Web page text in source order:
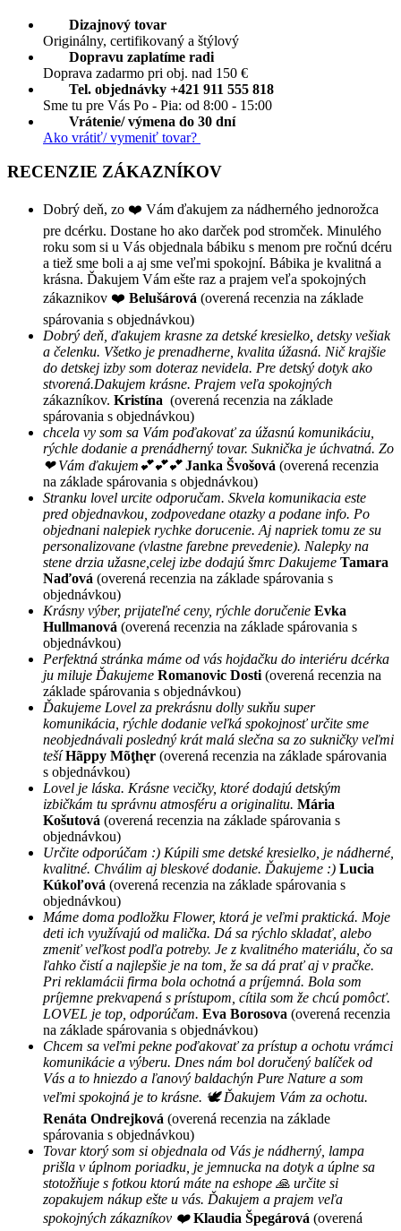
Dizajnový tovar
Originálny, certifikovaný a štýlový
Dopravu zaplatíme radi
Doprava zadarmo pri obj. nad 150 €
Tel. objednávky +421 911 555 818
Sme tu pre Vás Po - Pia: od 8:00 - 15:00
Vrátenie/ výmena do 30 dní
Ako vrátiť/ vymeniť tovar?
RECENZIE ZÁKAZNÍKOV
Dobrý deň, zo ❤️ Vám ďakujem za nádherného jednorožca
pre dcérku. Dostane ho ako darček pod stromček. Minulého
roku som si u Vás objednala bábiku s menom pre ročnú dcéru
a tiež sme boli a aj sme veľmi spokojní. Bábika je kvalitná a
krásna. Ďakujem Vám ešte raz a prajem veľa spokojných
zákaznikov ❤️ Belušárová (overená recenzia na základe
spárovania s objednávkou)
Dobrý deň, ďakujem krasne za detské kresielko, detsky vešiak
a čelenku. Všetko je prenadherne, kvalita úžasná. Nič krajšie
do detskej izby som doteraz nevidela. Pre detský dotyk ako
stvorená.Dakujem krásne. Prajem veľa spokojných
zákazníkov. Kristína (overená recenzia na základe
spárovania s objednávkou)
chcela vy som sa Vám poďakovať za úžasnú komunikáciu,
rýchle dodanie a prenádherný tovar. Suknička je úchvatná. Zo
❤ Vám ďakujem💕💕💕 Janka Švošová (overená recenzia
na základe spárovania s objednávkou)
Stranku lovel urcite odporučam. Skvela komunikacia este
pred objednavkou, zodpovedane otazky a podane info. Po
objednani nalepiek rychke dorucenie. Aj napriek tomu ze su
personalizovane (vlastne farebne prevedenie). Nalepky na
stene drzia užasne,celej izbe dodajú šmrc Dakujeme Tamara
Naďová (overená recenzia na základe spárovania s
objednávkou)
Krásny výber, prijateľné ceny, rýchle doručenie Evka
Hullmanová (overená recenzia na základe spárovania s
objednávkou)
Perfektná stránka máme od vás hojdačku do interiéru dcérka
ju miluje Ďakujeme Romanovic Dosti (overená recenzia na
základe spárovania s objednávkou)
Ďakujeme Lovel za prekrásnu dolly sukňu super
komunikácia, rýchle dodanie veľká spokojnosť určite sme
neobjednávali posledný krát malá slečna sa zo sukničky veľmi
tešíHãppy Mõţhęr (overená recenzia na základe spárovania
s objednávkou)
Lovel je láska. Krásne vecičky, ktoré dodajú detským
izbičkám tu správnu atmosféru a originalitu. Mária
Košutová (overená recenzia na základe spárovania s
objednávkou)
Určite odporúčam :) Kúpili sme detské kresielko, je nádherné,
kvalitné. Chválim aj bleskové dodanie. Ďakujeme :) Lucia
Kúkoľová (overená recenzia na základe spárovania s
objednávkou)
Máme doma podložku Flower, ktorá je veľmi praktická. Moje
deti ich využívajú od malička. Dá sa rýchlo skladať, alebo
zmeniť veľkost podľa potreby. Je z kvalitného materiálu, čo sa
ľahko čistí a najlepšie je na tom, že sa dá prať aj v pračke.
Pri reklamácii firma bola ochotná a príjemná. Bola som
príjemne prekvapená s prístupom, cítila som že chcú pomôcť.
LOVEL je top, odporúčam. Eva Borosova (overená recenzia
na základe spárovania s objednávkou)
Chcem sa veľmi pekne poďakovať za prístup a ochotu vrámci
komunikácie a výberu. Dnes nám bol doručený balíček od
Vás a to hniezdo a ľanový baldachýn Pure Nature a som
veľmi spokojná je to krásne. 🕊 Ďakujem Vám za ochotu.
Renáta Ondrejková (overená recenzia na základe
spárovania s objednávkou)
Tovar ktorý som si objednala od Vás je nádherný, lampa
prišla v úplnom poriadku, je jemnucka na dotyk a úplne sa
stotožňuje s fotkou ktorú máte na eshope 🙏 určite si
zopakujem nákup ešte u vás. Ďakujem a prajem veľa
spokojných zákazníkov ❤️ Klaudia Špegárová (overená